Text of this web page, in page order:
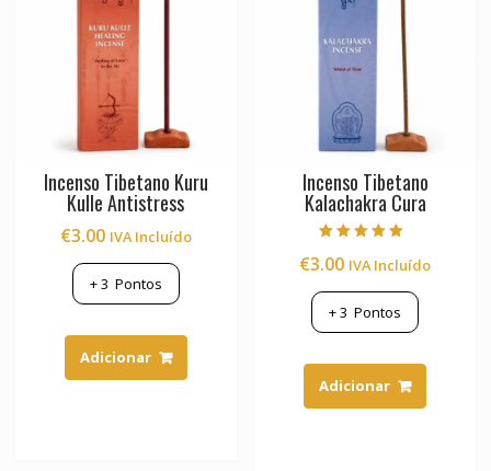
Incenso Tibetano Kuru
Kulle Antistress
€3.00 IVA Incluído
+3 Pontos
Adicionar
Incenso Tibetano
Kalachakra Cura
5.00
€3.00 IVA Incluído
+3 Pontos
Adicionar